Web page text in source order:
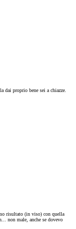
dai proprio bene sei a chiazze.
risultato (in viso) con quella
non male, anche se dovevo